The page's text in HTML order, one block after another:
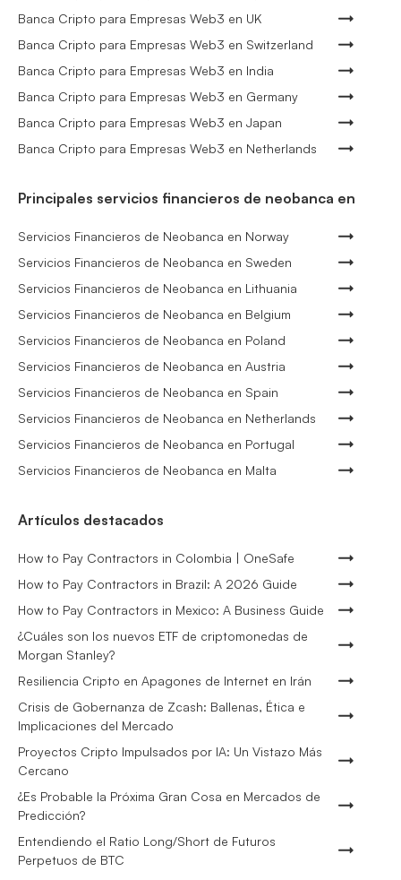
Banca Cripto para Empresas Web3 en UK
Banca Cripto para Empresas Web3 en Switzerland
Banca Cripto para Empresas Web3 en India
Banca Cripto para Empresas Web3 en Germany
Banca Cripto para Empresas Web3 en Japan
Banca Cripto para Empresas Web3 en Netherlands
Principales servicios financieros de neobanca en
Servicios Financieros de Neobanca en Norway
Servicios Financieros de Neobanca en Sweden
Servicios Financieros de Neobanca en Lithuania
Servicios Financieros de Neobanca en Belgium
Servicios Financieros de Neobanca en Poland
Servicios Financieros de Neobanca en Austria
Servicios Financieros de Neobanca en Spain
Servicios Financieros de Neobanca en Netherlands
Servicios Financieros de Neobanca en Portugal
Servicios Financieros de Neobanca en Malta
Artículos destacados
How to Pay Contractors in Colombia | OneSafe
How to Pay Contractors in Brazil: A 2026 Guide
How to Pay Contractors in Mexico: A Business Guide
¿Cuáles son los nuevos ETF de criptomonedas de
Morgan Stanley?
Resiliencia Cripto en Apagones de Internet en Irán
Crisis de Gobernanza de Zcash: Ballenas, Ética e
Implicaciones del Mercado
Proyectos Cripto Impulsados por IA: Un Vistazo Más
Cercano
¿Es Probable la Próxima Gran Cosa en Mercados de
Predicción?
Entendiendo el Ratio Long/Short de Futuros
Perpetuos de BTC